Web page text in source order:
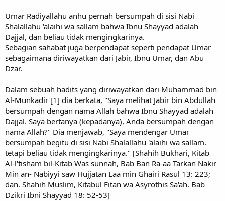
Umar Radiyallahu anhu pernah bersumpah di sisi Nabi
Shalallahu 'alaihi wa sallam bahwa Ibnu Shayyad adalah
Dajjal, dan beliau tidak mengingkarinya.
Sebagian sahabat juga berpendapat seperti pendapat Umar
sebagaimana diriwayatkan dari Jabir, Ibnu Umar, dan Abu
Dzar.
Dalam sebuah hadits yang diriwayatkan dari Muhammad bin
Al-Munkadir [1] dia berkata, "Saya melihat Jabir bin Abdullah
bersumpah dengan nama Allah bahwa Ibnu Shayyad adalah
Dajjal. Saya bertanya (kepadanya), Anda bersumpah dengan
nama Allah?" Dia menjawab, "Saya mendengar Umar
bersumpah begitu di sisi Nabi Shalallahu 'alaihi wa sallam.
tetapi beliau tidak mengingkarinya." [Shahih Bukhari, Kitab
Al-l'tisham bil-Kitab Was sunnah, Bab Ban Ra-aa Tarkan Nakir
Min an- Nabiyyi saw Hujjatan Laa min Ghairi Rasul 13: 223;
dan. Shahih Muslim, Kitabul Fitan wa Asyrothis Sa'ah. Bab
Dzikri Ibni Shayyad 18: 52-53]